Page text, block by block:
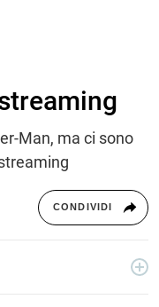
Man, ma ci sono
CONDIVIDI